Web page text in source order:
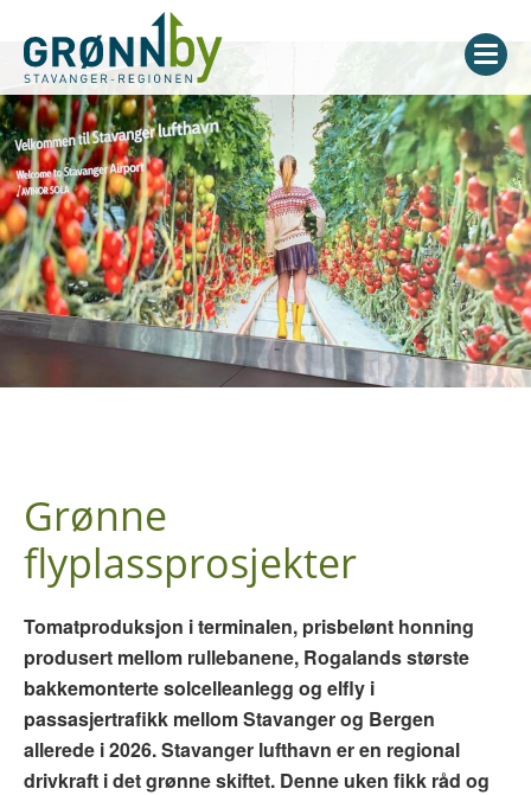
Grønne
flyplassprosjekter
Tomatproduksjon i terminalen, prisbelønt honning
produsert mellom rullebanene, Rogalands største
bakkemonterte solcelleanlegg og elfly i
passasjertrafikk mellom Stavanger og Bergen
allerede i 2026.Stavanger lufthavn er en regional
drivkraft i det grønne skiftet. Denne uken fikk råd og